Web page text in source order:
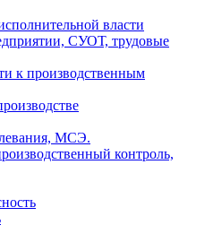
власти
СУОТ, трудовые
к производственным
МСЭ.
контроль,